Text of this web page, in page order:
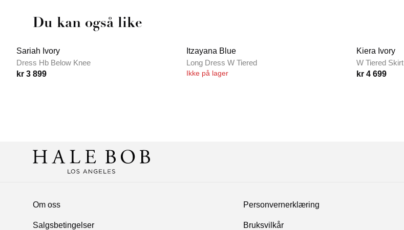
Du kan også like
Sariah Ivory
Dress Hb Below Knee
kr 3 899
Itzayana Blue
Long Dress W Tiered
Ikke på lager
Kiera Ivory
W Tiered Skirt
kr 4 699
Om oss Personvernerklæring
Salgsbetingelser Bruksvilkår